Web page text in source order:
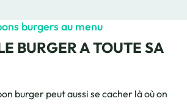
burgers au menu
BURGER A TOUTE SA
burger peut aussi se cacher là où on